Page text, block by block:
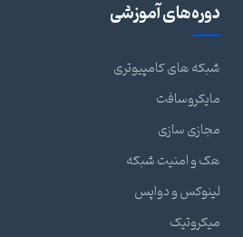
دوره‌های آموزشی
شبکه های کامپیوتری
مایکروسافت
مجازی سازی
هک و امنیت شبکه
لینوکس و دواپس
میکروتیک